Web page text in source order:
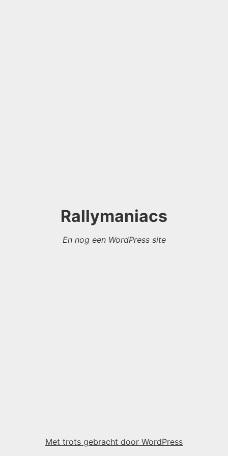
Rallymaniacs
En nog een WordPress site
Met trots gebracht door WordPress